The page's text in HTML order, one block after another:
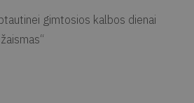
gimtosios kalbos dienai